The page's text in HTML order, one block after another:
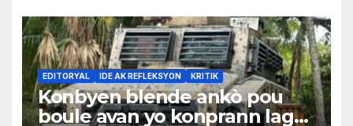
EDITORYAL IDE AK REFLEKSYON KRITIK
Konbyen blende ankò pou
boule avan yo konprann lagè